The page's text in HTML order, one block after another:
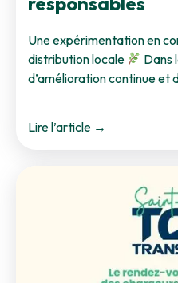
Une expérimentation en
distribution locale
Dans
d’amélioration continue et
Lire l’article →